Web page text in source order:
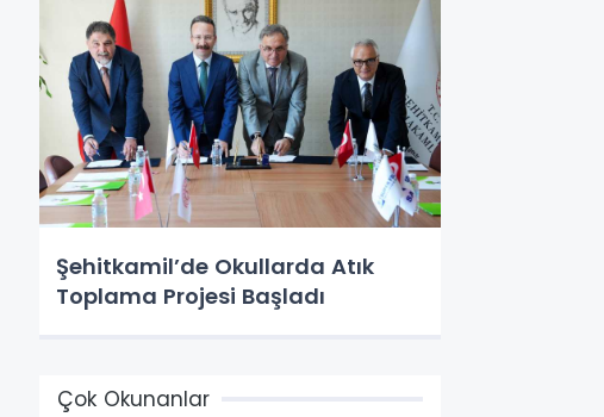
Şehitkamil’de Okullarda Atık
Toplama Projesi Başladı
Çok Okunanlar